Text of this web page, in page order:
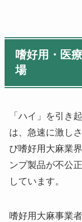
嗜好用・医
場
「ハイ」を引き
は、急速に激し
び嗜好用大麻業
ンプ製品が不公
しています。
嗜好用大麻事業